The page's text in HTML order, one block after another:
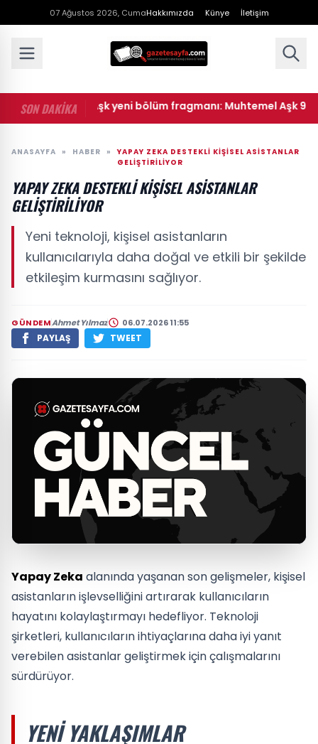
07 Ağustos 2026, CumaHakkımızda Künye İletişim
SON DAKİKA
• Muhtemel Aşk yeni bölüm fragmanı: Muhtemel Aşk 9.
ANASAYFA » HABER »
YAPAY ZEKA DESTEKLI KIŞISEL ASISTANLAR
GELIŞTIRILIYOR
YAPAY ZEKA DESTEKLI KIŞISEL ASISTANLAR
GELIŞTIRILIYOR
Yeni teknoloji, kişisel asistanların
kullanıcılarıyla daha doğal ve etkili bir şekilde
etkileşim kurmasını sağlıyor.
GÜNDEMAhmet Yılmaz 06.07.2026 11:55
PAYLAŞ TWEET
Yapay Zeka alanında yaşanan son gelişmeler, kişisel
asistanların işlevselliğini artırarak kullanıcıların
hayatını kolaylaştırmayı hedefliyor. Teknoloji
şirketleri, kullanıcıların ihtiyaçlarına daha iyi yanıt
verebilen asistanlar geliştirmek için çalışmalarını
sürdürüyor.
YENI YAKLAŞIMLAR